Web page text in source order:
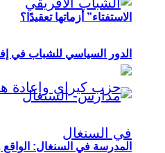
الاستفتاء” أزماتها تعقيدًا؟
الدور السياسي للشباب في
المدرسة في السنغال: